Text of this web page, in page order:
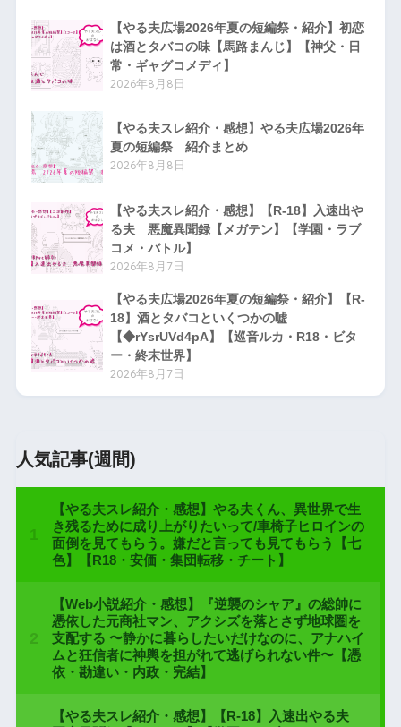
【やる夫広場2026年夏の短編祭・紹介】初恋
は酒とタバコの味【馬路まんじ】【神父・日
常・ギャグコメディ】
2026年8月8日
【やる夫スレ紹介・感想】やる夫広場2026年
夏の短編祭 紹介まとめ
2026年8月8日
【やる夫スレ紹介・感想】【R-18】入速出や
る夫 悪魔異聞録【メガテン】【学園・ラブ
コメ・バトル】
2026年8月7日
【やる夫広場2026年夏の短編祭・紹介】【R-
18】酒とタバコといくつかの嘘
【◆rYsrUVd4pA】【巡音ルカ・R18・ビタ
ー・終末世界】
2026年8月7日
人気記事(週間)